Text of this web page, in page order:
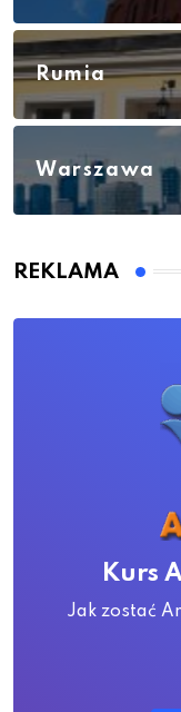
Rumia
Warszawa
REKLAMA
Kurs
Jak zostać